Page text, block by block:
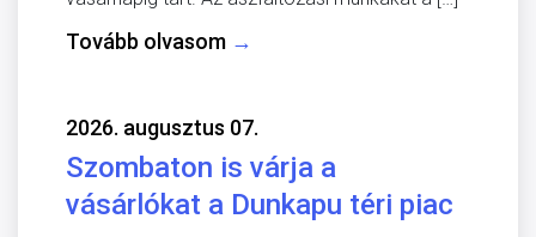
Tovább olvasom →
2026. augusztus 07.
Szombaton is várja a
vásárlókat a Dunkapu téri piac